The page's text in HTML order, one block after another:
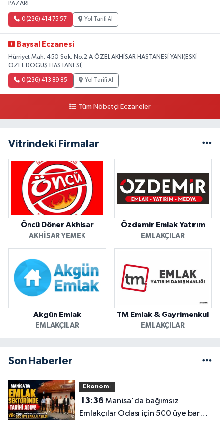
PAZARI
0 (236) 414 75 57 Yol Tarifi Al
Baysal Eczanesi
Hürriyet Mah. 450 Sok. No:2 A ÖZEL AKHİSAR HASTANESİ YANI(ESKİ
ÖZEL DOĞUŞ HASTANESİ)
0 (236) 413 89 85 Yol Tarifi Al
Tüm Nöbetçi Eczaneler
Vitrindeki Firmalar
Öncü Döner Akhisar
AKHISAR YEMEK
Özdemir Emlak Yatırım
EMLAKÇILAR
Akgün Emlak
EMLAKÇILAR
TM Emlak & Gayrimenkul
EMLAKÇILAR
Son Haberler
Ekonomi
13:36
Emlakçılar Odası için 500 üye barajı